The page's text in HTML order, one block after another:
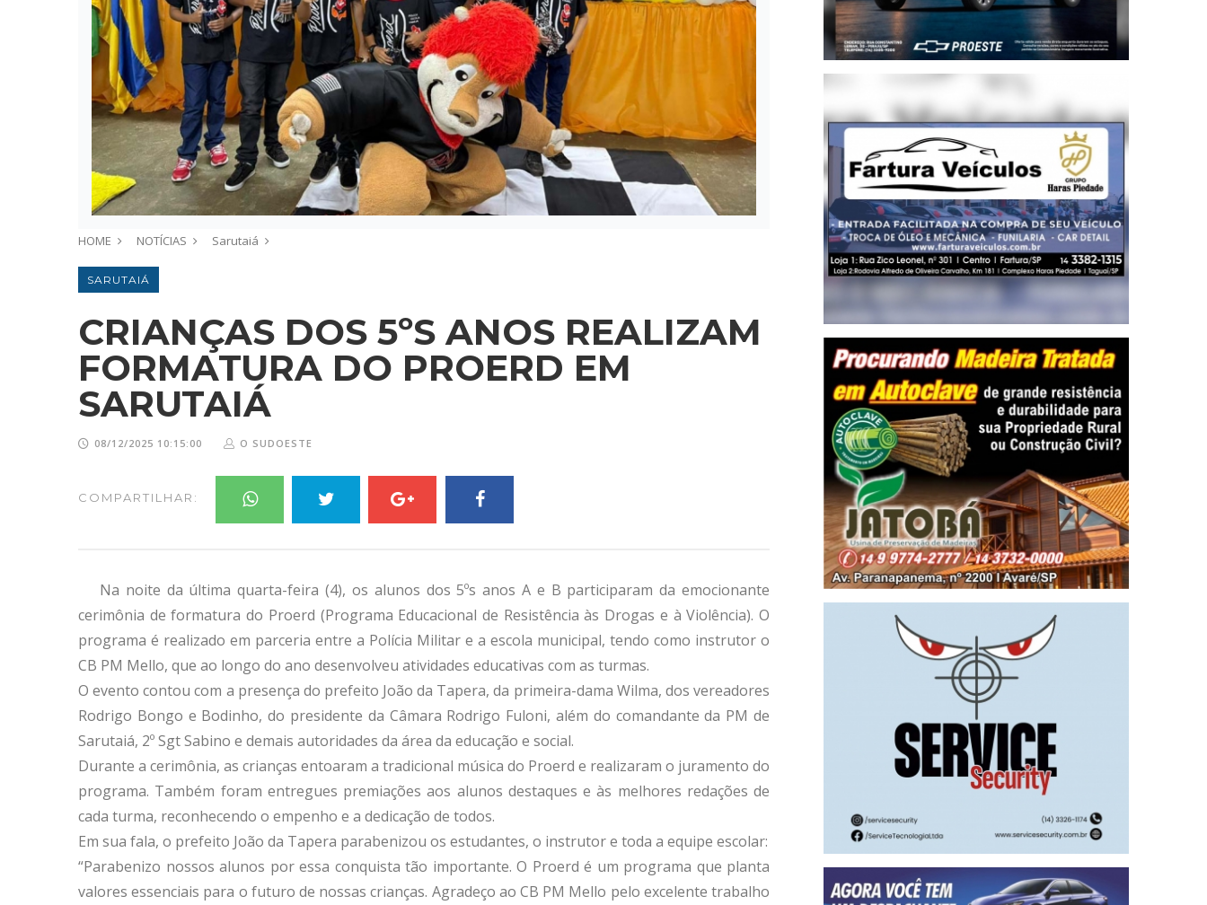
HOME NOTÍCIAS Sarutaiá
SARUTAIÁ
CRIANÇAS DOS 5ºS ANOS REALIZAM
FORMATURA DO PROERD EM
SARUTAIÁ
08/12/2025 10:15:00 O SUDOESTE
COMPARTILHAR:
Na noite da última quarta-feira (4), os alunos dos 5ºs anos A e B participaram da emocionante
cerimônia de formatura do Proerd (Programa Educacional de Resistência às Drogas e à Violência). O
programa é realizado em parceria entre a Polícia Militar e a escola municipal, tendo como instrutor o
CB PM Mello, que ao longo do ano desenvolveu atividades educativas com as turmas.
O evento contou com a presença do prefeito João da Tapera, da primeira-dama Wilma, dos vereadores
Rodrigo Bongo e Bodinho, do presidente da Câmara Rodrigo Fuloni, além do comandante da PM de
Sarutaiá, 2º Sgt Sabino e demais autoridades da área da educação e social.
Durante a cerimônia, as crianças entoaram a tradicional música do Proerd e realizaram o juramento do
programa. Também foram entregues premiações aos alunos destaques e às melhores redações de
cada turma, reconhecendo o empenho e a dedicação de todos.
Em sua fala, o prefeito João da Tapera parabenizou os estudantes, o instrutor e toda a equipe escolar:
“Parabenizo nossos alunos por essa conquista tão importante. O Proerd é um programa que planta
valores essenciais para o futuro de nossas crianças. Agradeço ao CB PM Mello pelo excelente trabalho